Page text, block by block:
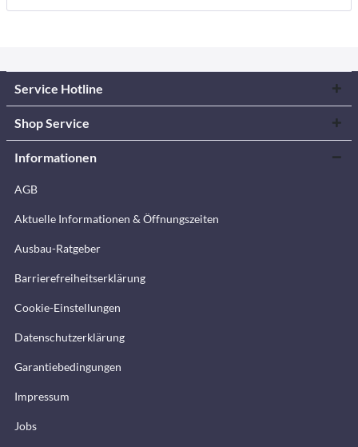
Service Hotline
Shop Service
Informationen
AGB
Aktuelle Informationen & Öffnungszeiten
Ausbau-Ratgeber
Barrierefreiheitserklärung
Cookie-Einstellungen
Datenschutzerklärung
Garantiebedingungen
Impressum
Jobs